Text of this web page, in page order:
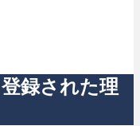
録された理